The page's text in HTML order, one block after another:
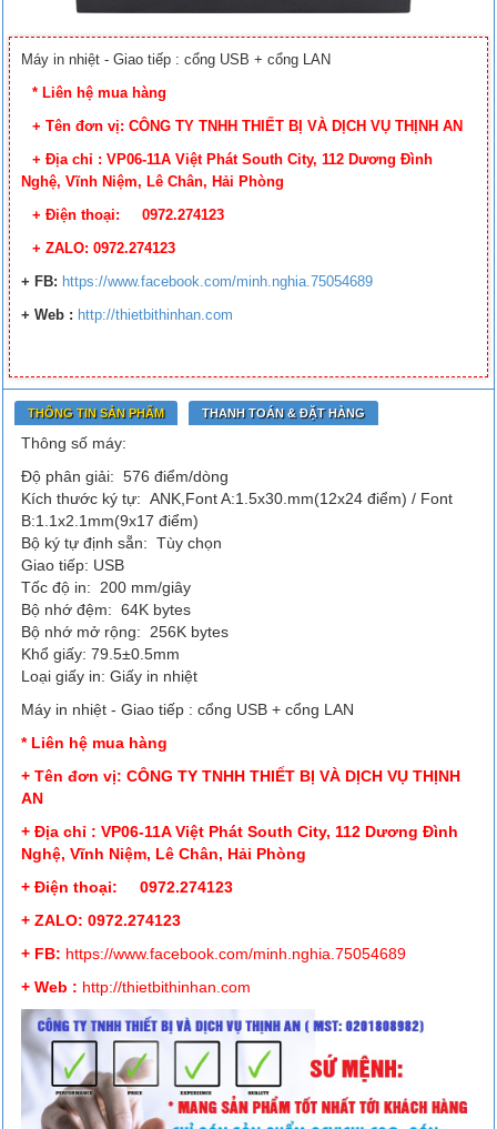
Máy in nhiệt - Giao tiếp : cổng USB + cổng LAN
* Liên hệ mua hàng
+ Tên đơn vị: CÔNG TY TNHH THIẾT BỊ VÀ DỊCH VỤ THỊNH AN
+ Địa chỉ : VP06-11A Việt Phát South City, 112 Dương Đình
Nghệ, Vĩnh Niệm, Lê Chân, Hải Phòng
+ Điện thoại: 0972.274123
+ ZALO: 0972.274123
+ FB: https://www.facebook.com/minh.nghia.75054689
+ Web : http://thietbithinhan.com
THÔNG TIN SẢN PHẨM THANH TOÁN & ĐẶT HÀNG
Thông số máy:
Độ phân giải: 576 điểm/dòng
Kích thước ký tự: ANK,Font A:1.5x30.mm(12x24 điểm) / Font
B:1.1x2.1mm(9x17 điểm)
Bộ ký tự định sẵn: Tùy chọn
Giao tiếp: USB
Tốc độ in: 200 mm/giây
Bộ nhớ đệm: 64K bytes
Bộ nhớ mở rộng: 256K bytes
Khổ giấy: 79.5±0.5mm
Loại giấy in: Giấy in nhiệt
Máy in nhiệt - Giao tiếp : cổng USB + cổng LAN
* Liên hệ mua hàng
+ Tên đơn vị: CÔNG TY TNHH THIẾT BỊ VÀ DỊCH VỤ THỊNH
AN
+ Địa chỉ : VP06-11A Việt Phát South City, 112 Dương Đình
Nghệ, Vĩnh Niệm, Lê Chân, Hải Phòng
+ Điện thoại: 0972.274123
+ ZALO: 0972.274123
+ FB: https://www.facebook. com/minh.nghia.75054689
+ Web : http://thietbithinhan.com